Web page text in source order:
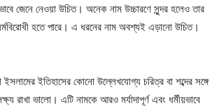
জেনে নেওয়া উচিত। অনেক নাম উচ্চারণে সুন্দর হলেও তার
হতে পারে। এ ধরনের নাম অবশ্যই এড়ানো উচিত।
ইতিহাসের কোনো উল্লেখযোগ্য চরিত্র বা শব্দের সঙ্গে
রাখা ভালো। এটি নামকে আরও মর্যাদাপূর্ণ এবং ধর্মীয়ভাবে